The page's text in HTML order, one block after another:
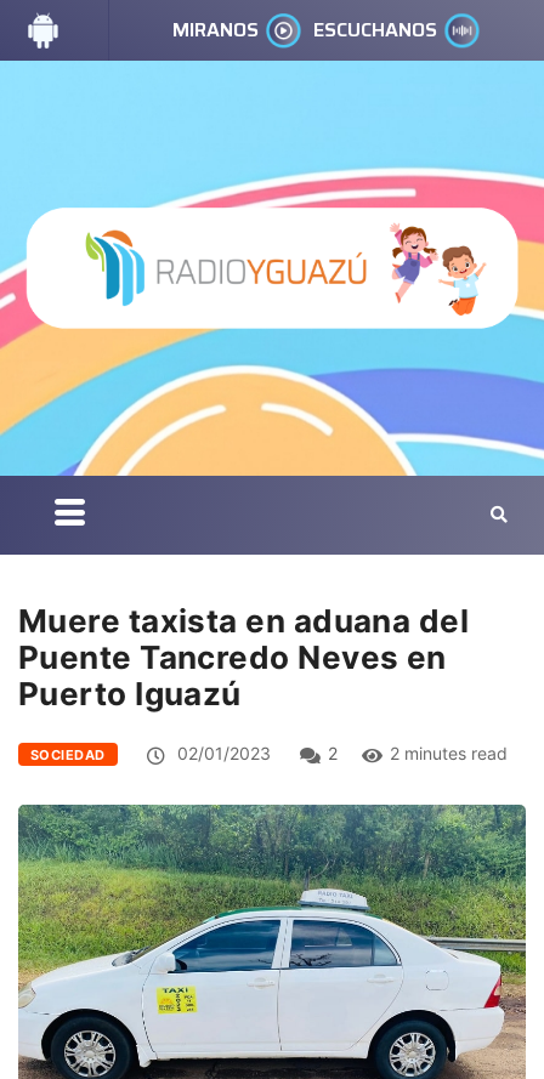
MIRANOS ESCUCHANOS
Muere taxista en aduana del
Puente Tancredo Neves en
Puerto Iguazú
SOCIEDAD 02/01/2023 2 2 minutes read